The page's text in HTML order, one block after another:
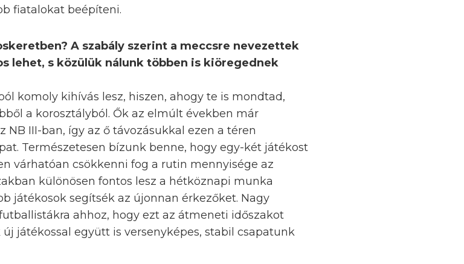
fiatalokat beépíteni.
A szabály szerint a meccsre nevezettek
lehet, s közülük nálunk többen is kiöregednek
komoly kihívás lesz, hiszen, ahogy te is mondtad,
a korosztályból. Ők az elmúlt években már
III-ban, így az ő távozásukkal ezen a téren
Természetesen bízunk benne, hogy egy-két játékost
várhatóan csökkenni fog a rutin mennyisége az
különösen fontos lesz a hétköznapi munka
játékosok segítsék az újonnan érkezőket. Nagy
ahhoz, hogy ezt az átmeneti időszakot
játékossal együtt is versenyképes, stabil csapatunk